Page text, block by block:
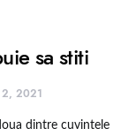
sa stiti
2, 2021
dintre cuvintele